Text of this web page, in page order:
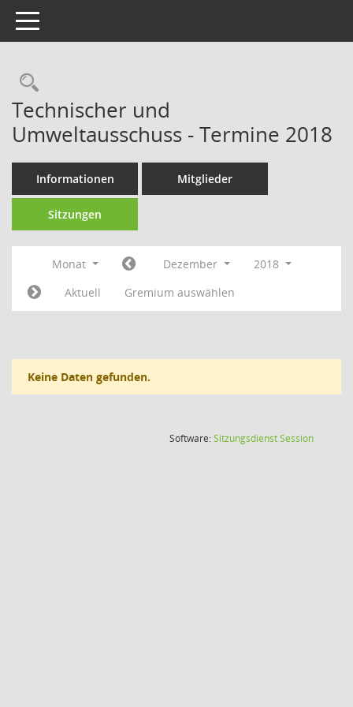
Toggle navigation
Technischer und
Umweltausschuss - Termine 2018
Informationen Mitglieder
Sitzungen
Monat Dezember
2018
Aktuell
Gremium auswählen
Keine Daten gefunden.
Software:SitzungsdienstSession(Wird in